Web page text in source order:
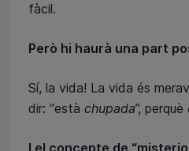
fàcil.
Però hi haurà una part
Sí, la vida! La vida és
dir: “està chupada”, perquè